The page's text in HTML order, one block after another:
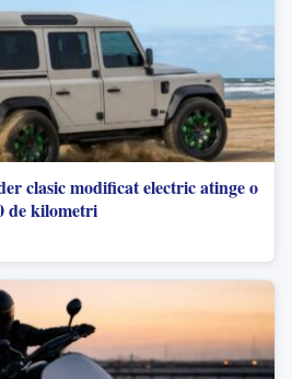
clasic modificat electric atinge o
de kilometri